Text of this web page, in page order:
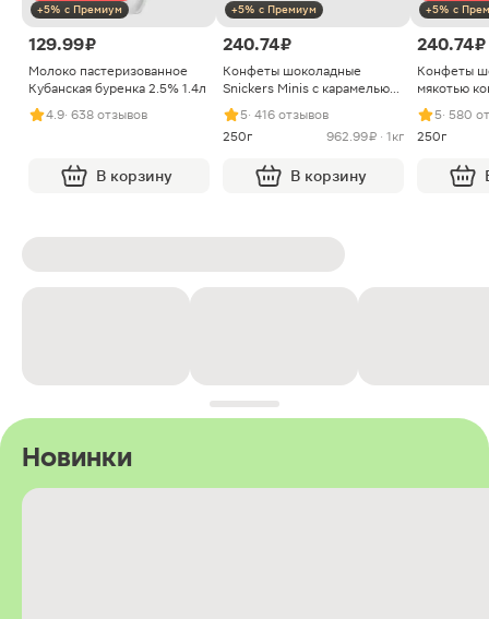
+5% с Премиум
129.99 ₽
Молоко пастеризованное
Кубанская буренка 2.5% 1.4л
4.9· 638 отзывов
В корзину
+5% с Премиум
240.74 ₽
Конфеты шоколадные
Snickers Minis с карамелью
арахисом и нугой
5· 416 отзывов
250г
962.99 ₽ · 1кг
В корзину
+5% с
240.74 ₽
Конфеты
мякотью
5· 580
250г
Новинки